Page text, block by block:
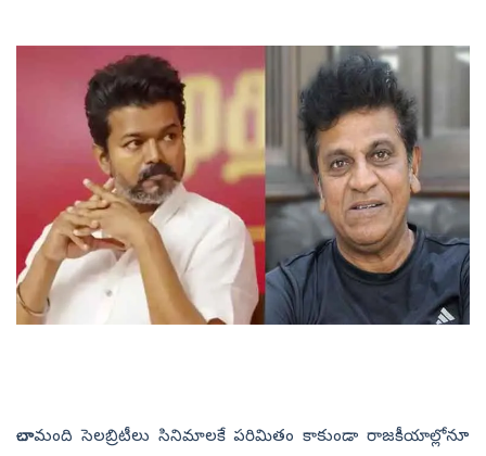
చాలామంది సెలబ్రిటీలు సినిమాలకే పరిమితం కాకుండా రాజకీయాల్లోనూ